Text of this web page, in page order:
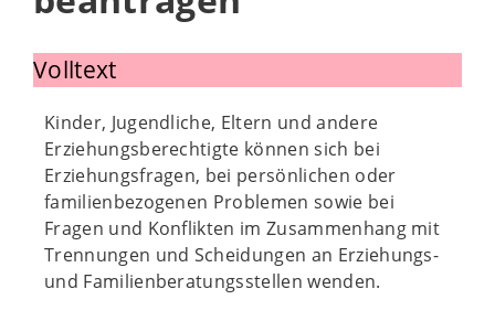
Volltext
Kinder, Jugendliche, Eltern und andere
Erziehungsberechtigte können sich bei
Erziehungsfragen, bei persönlichen oder
familienbezogenen Problemen sowie bei
Fragen und Konflikten im Zusammenhang mit
Trennungen und Scheidungen an Erziehungs-
und Familienberatungsstellen wenden.